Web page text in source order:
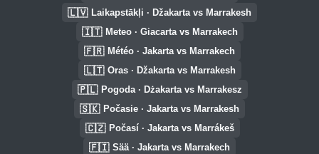
🇱🇻 Laikapstākļi · Džakarta vs Marrakesh
🇮🇹 Meteo · Giacarta vs Marrakech
🇫🇷 Météo · Jakarta vs Marrakech
🇱🇹 Oras · Džakarta vs Marrakesh
🇵🇱 Pogoda · Dżakarta vs Marrakesz
🇸🇰 Počasie · Jakarta vs Marrakesh
🇨🇿 Počasí · Jakarta vs Marrákeš
🇫🇮 Sää · Jakarta vs Marrakech